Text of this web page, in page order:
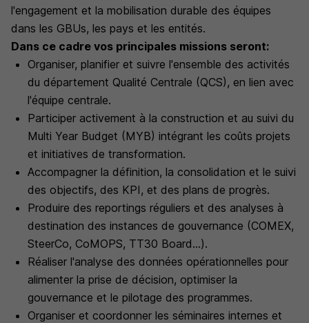
l'engagement et la mobilisation durable des équipes
dans les GBUs, les pays et les entités.
Dans ce cadre vos principales missions seront:
Organiser, planifier et suivre l'ensemble des activités
du département Qualité Centrale (QCS), en lien avec
l'équipe centrale.
Participer activement à la construction et au suivi du
Multi Year Budget (MYB) intégrant les coûts projets
et initiatives de transformation.
Accompagner la définition, la consolidation et le suivi
des objectifs, des KPI, et des plans de progrès.
Produire des reportings réguliers et des analyses à
destination des instances de gouvernance (COMEX,
SteerCo, CoMOPS, TT30 Board...).
Réaliser l'analyse des données opérationnelles pour
alimenter la prise de décision, optimiser la
gouvernance et le pilotage des programmes.
Organiser et coordonner les séminaires internes et